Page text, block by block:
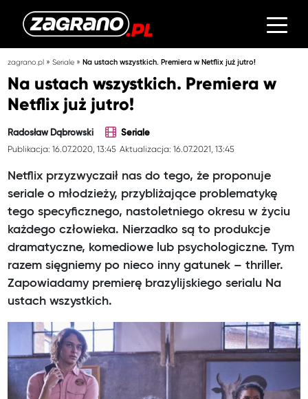
zagrano.pl »Seriale »Na ustach wszystkich. Premiera w Netflix już jutro!
Na ustach wszystkich. Premiera w
Netflix już jutro!
Radosław Dąbrowski Seriale
Publikacja: 16.07.2020, 13:45 Aktualizacja: 16.07.2021, 13:45
Netflix przyzwyczaił nas do tego, że proponuje
seriale o młodzieży, przybliżające problematykę
tego specyficznego, nastoletniego okresu w życiu
każdego człowieka. Nierzadko są to produkcje
dramatyczne, komediowe lub psychologiczne. Tym
razem sięgniemy po nieco inny gatunek – thriller.
Zapowiadamy premierę brazylijskiego serialu Na
ustach wszystkich.